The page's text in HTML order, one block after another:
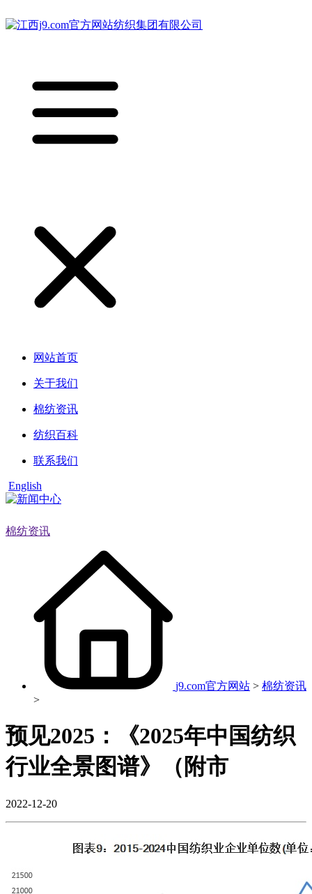
网站首页
关于我们
棉纺资讯
纺织百科
联系我们
English
棉纺资讯
j9.com官方网站 > 棉纺资讯
>
预见2025：《2025年中国纺织
行业全景图谱》（附市
2022-12-20